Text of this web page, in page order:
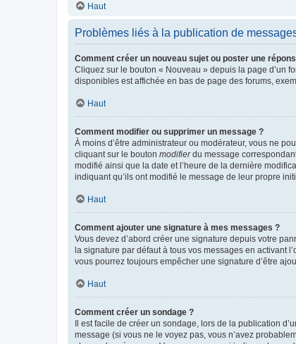
Haut
Problèmes liés à la publication de
Comment créer un nouveau sujet ou poster une
Cliquez sur le bouton « Nouveau » depuis la page d’un
disponibles est affichée en bas de page des forums,
Haut
Comment modifier ou supprimer un message ?
À moins d’être administrateur ou modérateur, vous ne
cliquant sur le bouton modifierdu message
modifié ainsi que la date et l’heure de la dernière
indiquant qu’ils ont modifié le message de leur propre
Haut
Comment ajouter une signature à mes messages ?
Vous devez d’abord créer une signature depuis votre
la signature par défaut à tous vos messages en activant
vous pourrez toujours empêcher une signature d’être
Haut
Comment créer un sondage ?
Il est facile de créer un sondage, lors de la publication
message (si vous ne le voyez pas, vous n’avez